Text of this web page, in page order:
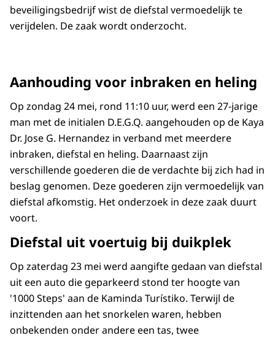
beveiligingsbedrijf wist de diefstal vermoedelijk te
verijdelen. De zaak wordt onderzocht.
Aanhouding voor inbraken en heling
Op zondag 24 mei, rond 11:10 uur, werd een 27-jarige
man met de initialen D.E.G.Q. aangehouden op de Kaya
Dr. Jose G. Hernandez in verband met meerdere
inbraken, diefstal en heling. Daarnaast zijn
verschillende goederen die de verdachte bij zich had in
beslag genomen. Deze goederen zijn vermoedelijk van
diefstal afkomstig. Het onderzoek in deze zaak duurt
voort.
Diefstal uit voertuig bij duikplek
Op zaterdag 23 mei werd aangifte gedaan van diefstal
uit een auto die geparkeerd stond ter hoogte van
'1000 Steps' aan de Kaminda Turístiko. Terwijl de
inzittenden aan het snorkelen waren, hebben
onbekenden onder andere een tas, twee